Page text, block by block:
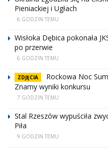
Pieniackiej i Ugłach
6 GODZIN TEMU
Wisłoka Dębica pokonała
po przerwie
6 GODZIN TEMU
ZDJĘCIA
Rockowa Noc
Znamy wyniki konkursu
7 GODZIN TEMU
Stal Rzeszów wypuściła
Piła
9 GODZIN TEMU